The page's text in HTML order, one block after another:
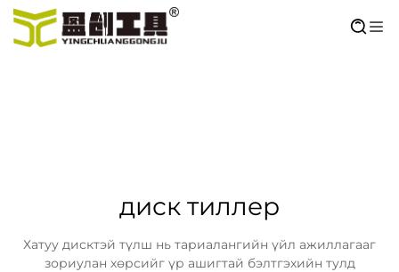
диск тиллер
Хатуу дисктэй түлш нь тариалангийн үйл ажиллагааг
зориулан хөрсийг үр ашигтай бэлтгэхийн тулд